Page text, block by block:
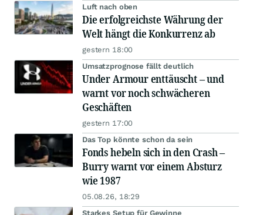
Luft nach oben
Die erfolgreichste Währung der
Welt hängt die Konkurrenz ab
gestern 18:00
Umsatzprognose fällt deutlich
Under Armour enttäuscht – und
warnt vor noch schwächeren
Geschäften
gestern 17:00
Das Top könnte schon da sein
Fonds hebeln sich in den Crash –
Burry warnt vor einem Absturz
wie 1987
05.08.26, 18:29
Starkes Setup für Gewinne